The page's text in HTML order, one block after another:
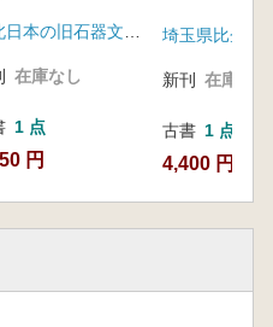
在庫なし
1 点
円
新刊 在庫なし
古書 1 点
4,400 円